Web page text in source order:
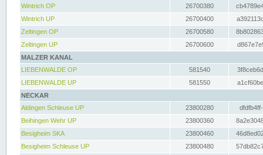
Wintrich OP
26700380
Wintrich UP
26700400
Zeltingen OP
26700580
Zeltingen UP
26700600
MALZER KANAL
LIEBENWALDE OP
581540
LIEBENWALDE UP
581550
NECKAR
Aldingen Schleuse UP
23800280
Beihingen Wehr UP
23800360
Besigheim SKA
23800460
Besigheim Schleuse UP
23800480